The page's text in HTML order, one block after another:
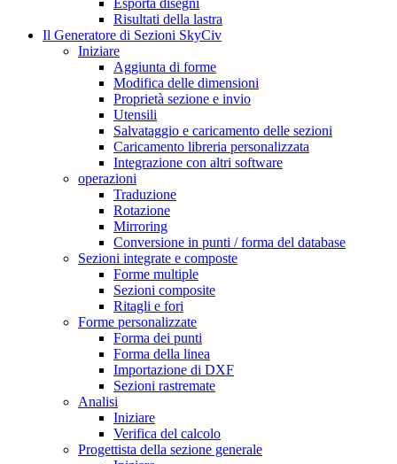
Esporta disegni
Risultati della lastra
Il Generatore di Sezioni SkyCiv
Iniziare
Aggiunta di forme
Modifica delle dimensioni
Proprietà sezione e invio
Utensili
Salvataggio e caricamento delle sezioni
Caricamento libreria personalizzata
Integrazione con altri software
operazioni
Traduzione
Rotazione
Mirroring
Conversione in punti / forma del database
Sezioni integrate e composte
Forme multiple
Sezioni composite
Ritagli e fori
Forme personalizzate
Forma dei punti
Forma della linea
Importazione di DXF
Sezioni rastremate
Analisi
Iniziare
Verifica del calcolo
Progettista della sezione generale